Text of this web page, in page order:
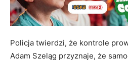
Policja twierdzi, że kontrole
Adam Szeląg przyznaje, że